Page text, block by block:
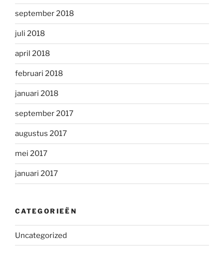
september 2018
juli 2018
april 2018
februari 2018
januari 2018
september 2017
augustus 2017
mei 2017
januari 2017
CATEGORIEËN
Uncategorized